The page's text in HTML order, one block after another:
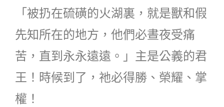
「被扔在硫磺的火湖裏，就是獸和假
先知所在的地方，他們必晝夜受痛
苦，直到永永遠遠。」主是公義的君
王！時候到了，祂必得勝、榮耀、掌
權！